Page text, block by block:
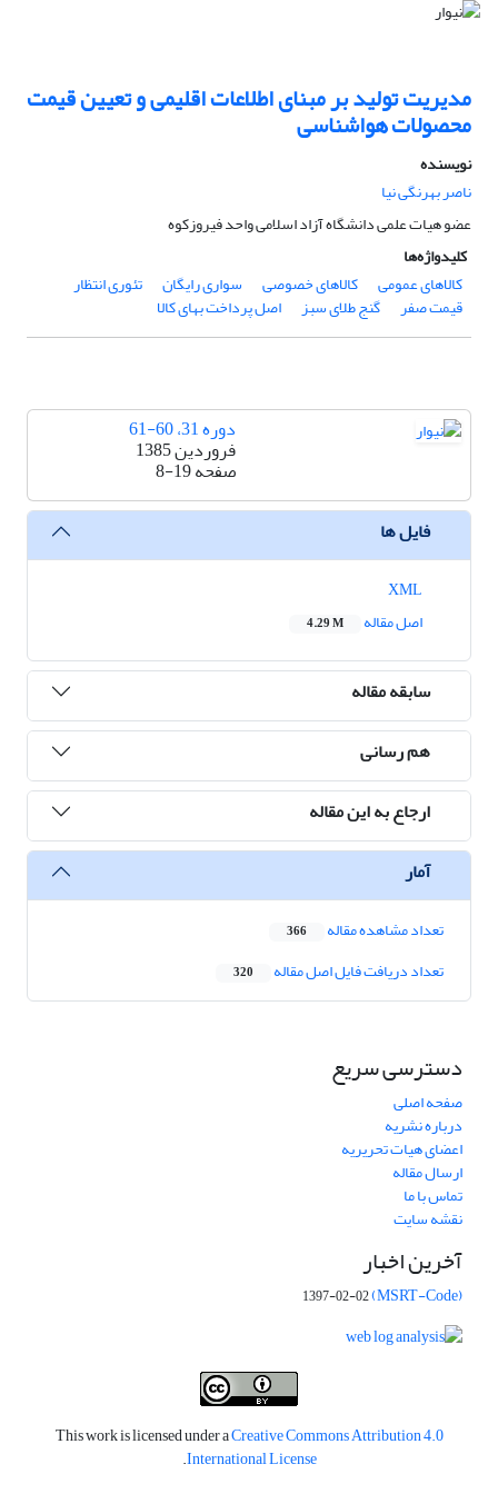
مدیریت تولید بر مبنای اطلاعات اقلیمی و تعیین قیمت
محصولات هواشناسی
نویسنده
ناصر بهرنگی نیا
عضو هیات علمی دانشگاه آزاد اسلامی واحد فیروزکوه
کلیدواژه‌ها
کالاهای عمومی
کالاهای خصوصی سواری رایگان تئوری انتظار
قیمت صفر گنج طلای سبز اصل پرداخت بهای کالا
دوره 31، 60-61
فروردین 1385
صفحه8-19
فایل ها
اصل مقاله
4.29 M
سابقه مقاله
هم رسانی
ارجاع به این مقاله
آمار
تعداد مشاهده مقاله 366
تعداد دریافت فایل اصل مقاله 320
دسترسی سریع
صفحه اصلی
درباره نشریه
اعضای هیات تحریریه
ارسال مقاله
تماس با ما
نقشه سایت
آخرین اخبار
(MSRT-Code)
1397-02-02
This work is licensed under aCreative Commons Attribution 4.0
International License
.